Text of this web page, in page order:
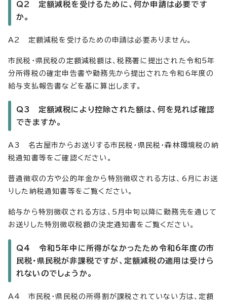
Q2 定額減税を受けるために、何か申請は必要です
か。
A2 定額減税を受けるための申請は必要ありません。
市民税・県民税の定額減税額は、税務署に提出された令和5年
分所得税の確定申告書や勤務先から提出された令和6年度の
給与支払報告書などを基に算出します。
Q3 定額減税により控除された額は、何を見れば確認
できますか。
A3 名古屋市からお送りする市民税・県民税・森林環境税の納
税通知書等をご確認ください。
普通徴収の方や公的年金から特別徴収される方は、6月にお送
りした納税通知書等をご覧ください。
給与から特別徴収される方は、5月中旬以降に勤務先を通じて
お送りした特別徴収税額の決定通知書をご覧ください。
Q4 令和5年中に所得がなかったため令和6年度の市
民税・県民税が非課税ですが、定額減税の適用は受けら
れないのでしょうか。
A4 市民税・県民税の所得割が課税されていない方は、定額